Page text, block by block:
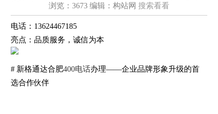
浏览：3673 编辑：构站网 搜索看看
电话： 13624467185
亮点：品质服务，诚信为本
# 新格通达合肥400电话办理——企业品牌形象升级的首
选合作伙伴